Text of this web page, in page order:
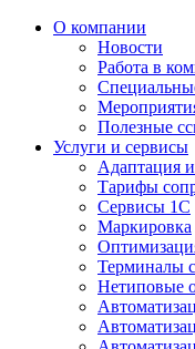
О компании
Новости
Работа в
Полезные
Услуги и сервисы
Адаптация
Тарифы
Сервисы 1С
Маркировка
Терминалы
Нетиповые